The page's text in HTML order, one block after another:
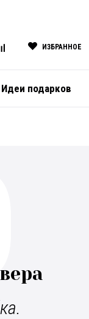
ИЗБРАННОЕ
Идеи подарков